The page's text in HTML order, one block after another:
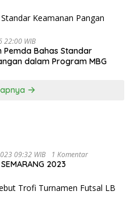
22:00 WIB
Pemda Bahas Standar
dalam Program MBG
09:32 WIB 1 Komentar
SEMARANG 2023